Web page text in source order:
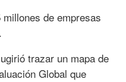
de empresas
trazar un mapa de
Global que